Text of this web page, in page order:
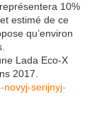
10%
estimé de ce
qu’environ
Lada Eco-X
2017.
novyj-serijnyj-